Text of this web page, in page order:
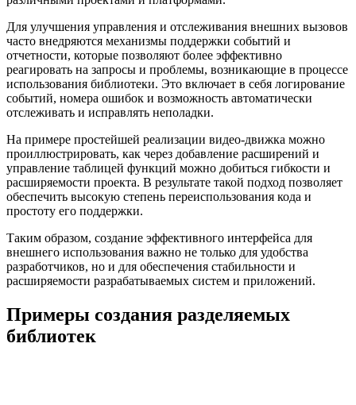
Для улучшения управления и отслеживания внешних вызовов
часто внедряются механизмы поддержки событий и
отчетности, которые позволяют более эффективно
реагировать на запросы и проблемы, возникающие в процессе
использования библиотеки. Это включает в себя логирование
событий, номера ошибок и возможность автоматически
отслеживать и исправлять неполадки.
На примере простейшей реализации видео-движка можно
проиллюстрировать, как через добавление расширений и
управление таблицей функций можно добиться гибкости и
расширяемости проекта. В результате такой подход позволяет
обеспечить высокую степень переиспользования кода и
простоту его поддержки.
Таким образом, создание эффективного интерфейса для
внешнего использования важно не только для удобства
разработчиков, но и для обеспечения стабильности и
расширяемости разрабатываемых систем и приложений.
Примеры создания разделяемых
библиотек